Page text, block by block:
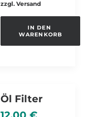
zzgl. Versand
IN DEN
WARENKORB
Öl Filter